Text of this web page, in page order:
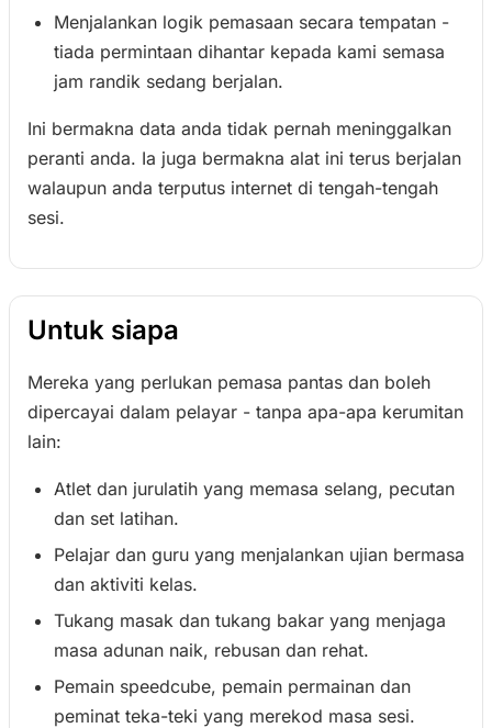
Menjalankan logik pemasaan secara tempatan -
tiada permintaan dihantar kepada kami semasa
jam randik sedang berjalan.
Ini bermakna data anda tidak pernah meninggalkan
peranti anda. Ia juga bermakna alat ini terus berjalan
walaupun anda terputus internet di tengah-tengah
sesi.
Untuk siapa
Mereka yang perlukan pemasa pantas dan boleh
dipercayai dalam pelayar - tanpa apa-apa kerumitan
lain:
Atlet dan jurulatih yang memasa selang, pecutan
dan set latihan.
Pelajar dan guru yang menjalankan ujian bermasa
dan aktiviti kelas.
Tukang masak dan tukang bakar yang menjaga
masa adunan naik, rebusan dan rehat.
Pemain speedcube, pemain permainan dan
peminat teka-teki yang merekod masa sesi.